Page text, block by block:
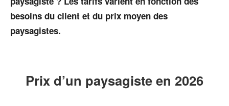
besoins du client et du prix moyen des
paysagistes.
Prix d’un paysagiste en 2026